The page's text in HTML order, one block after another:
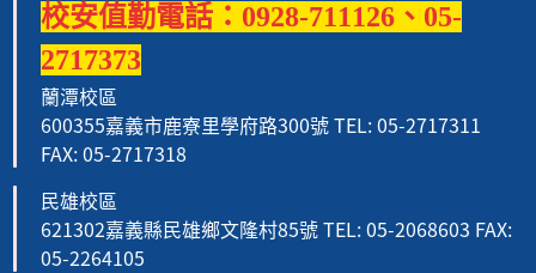
校安值勤電話：0928-711126、05-
2717373
蘭潭校區
600355嘉義市鹿寮里學府路300號 TEL: 05-2717311
FAX: 05-2717318
民雄校區
621302嘉義縣民雄鄉文隆村85號 TEL: 05-2068603 FAX:
05-2264105